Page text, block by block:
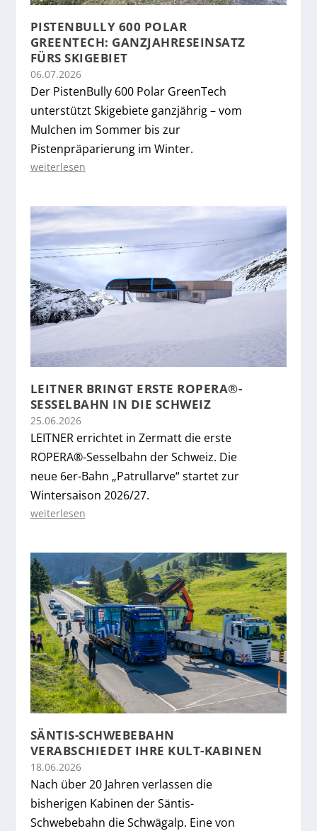
PISTENBULLY 600 POLAR
GREENTECH: GANZJAHRESEINSATZ
FÜRS SKIGEBIET
06.07.2026
Der PistenBully 600 Polar GreenTech
unterstützt Skigebiete ganzjährig – vom
Mulchen im Sommer bis zur
Pistenpräparierung im Winter.
weiterlesen
LEITNER BRINGT ERSTE ROPERA®-
SESSELBAHN IN DIE SCHWEIZ
25.06.2026
LEITNER errichtet in Zermatt die erste
ROPERA®-Sesselbahn der Schweiz. Die
neue 6er-Bahn „Patrullarve“ startet zur
Wintersaison 2026/27.
weiterlesen
SÄNTIS-SCHWEBEBAHN
VERABSCHIEDET IHRE KULT-KABINEN
18.06.2026
Nach über 20 Jahren verlassen die
bisherigen Kabinen der Säntis-
Schwebebahn die Schwägalp. Eine von